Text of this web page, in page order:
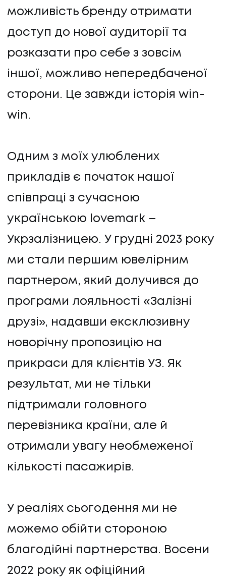
можливість бренду отримати
доступ до нової аудиторії та
розказати про себе з зовсім
іншої, можливо непередбаченої
сторони. Це завжди історія win-
win.
Одним з моїх улюблених
прикладів є початок нашої
співпраці з сучасною
українською lovemark –
Укрзалізницею. У грудні 2023 року
ми стали першим ювелірним
партнером, який долучився до
програми лояльності «Залізні
друзі», надавши ексклюзивну
новорічну пропозицію на
прикраси для клієнтів УЗ. Як
результат, ми не тільки
підтримали головного
перевізника країни, але й
отримали увагу необмеженої
кількості пасажирів.
У реаліях сьогодення ми не
можемо обійти стороною
благодійні партнерства. Восени
2022 року як офіційний